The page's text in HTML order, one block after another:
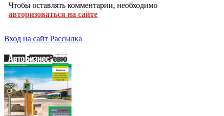
Чтобы оставлять комментарии, необходимо
авторизоваться на сайте
Вход на сайт Рассылка